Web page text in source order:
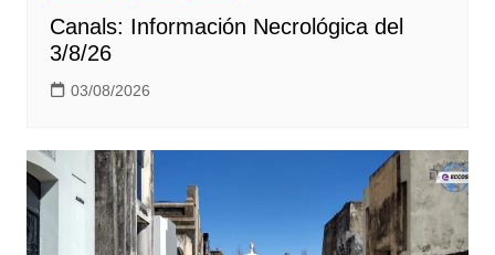
Canals: Información Necrológica del
3/8/26
03/08/2026